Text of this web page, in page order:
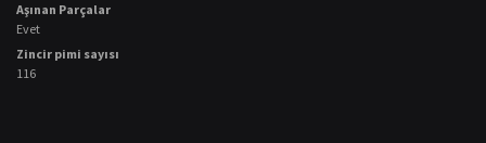
Aşınan Parçalar
Evet
Zincir pimi sayısı
116